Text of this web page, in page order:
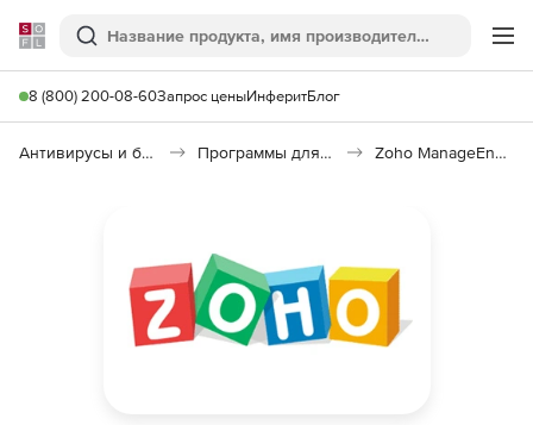
Softline
Поиск
8 (800) 200-08-60Запрос ценыИнферитБлог
Антивирусы и безопасность Программы для защиты информации Zoho ManageEngine AD360 RecoveryManager Plus